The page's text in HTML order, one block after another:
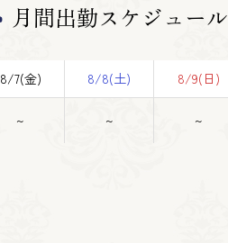
月間出勤スケジュール
8/7(金) 8/8(土) 8/9(日)
~ ~ ~